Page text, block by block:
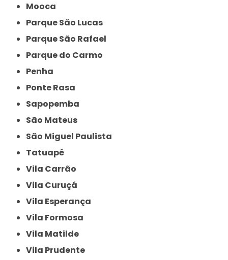
Mooca
Parque São Lucas
Parque São Rafael
Parque do Carmo
Penha
Ponte Rasa
Sapopemba
São Mateus
São Miguel Paulista
Tatuapé
Vila Carrão
Vila Curuçá
Vila Esperança
Vila Formosa
Vila Matilde
Vila Prudente